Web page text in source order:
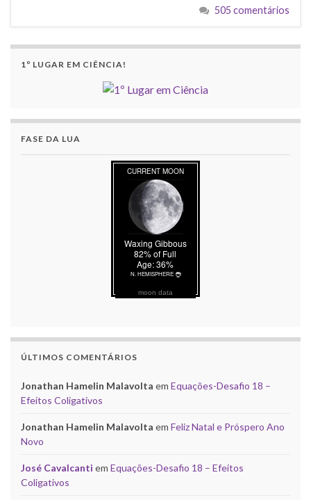
505 comentários
1º LUGAR EM CIÊNCIA!
FASE DA LUA
moon data
ÚLTIMOS COMENTÁRIOS
Jonathan Hamelin Malavolta em Equações-Desafio 18 –
Efeitos Coligativos
Jonathan Hamelin Malavolta em Feliz Natal e Próspero Ano
Novo
José Cavalcanti em Equações-Desafio 18 – Efeitos
Coligativos